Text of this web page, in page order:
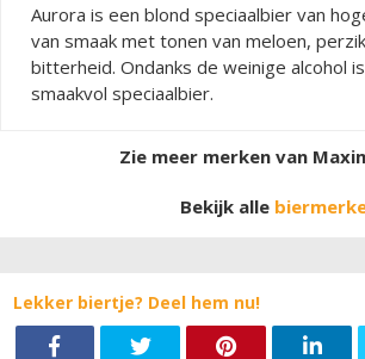
Aurora is een blond speciaalbier van
van smaak met tonen van meloen,
bitterheid. Ondanks de weinige alcohol
smaakvol speciaalbier.
Zie meer merken van
Bekijk alle
Lekker biertje? Deel hem nu!